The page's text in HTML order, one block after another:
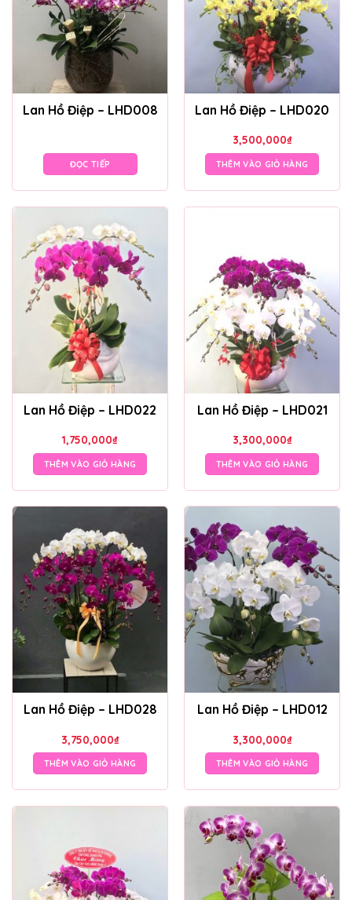
Lan Hồ Điệp – LHD008
ĐỌC TIẾP
Lan Hồ Điệp – LHD020
3,500,000₫
THÊM VÀO GIỎ HÀNG
Lan Hồ Điệp – LHD022
1,750,000₫
THÊM VÀO GIỎ HÀNG
Lan Hồ Điệp – LHD021
3,300,000₫
THÊM VÀO GIỎ HÀNG
Lan Hồ Điệp – LHD028
3,750,000₫
THÊM VÀO GIỎ HÀNG
Lan Hồ Điệp – LHD012
3,300,000₫
THÊM VÀO GIỎ HÀNG